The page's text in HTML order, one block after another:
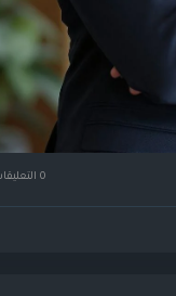
0 التعليقات